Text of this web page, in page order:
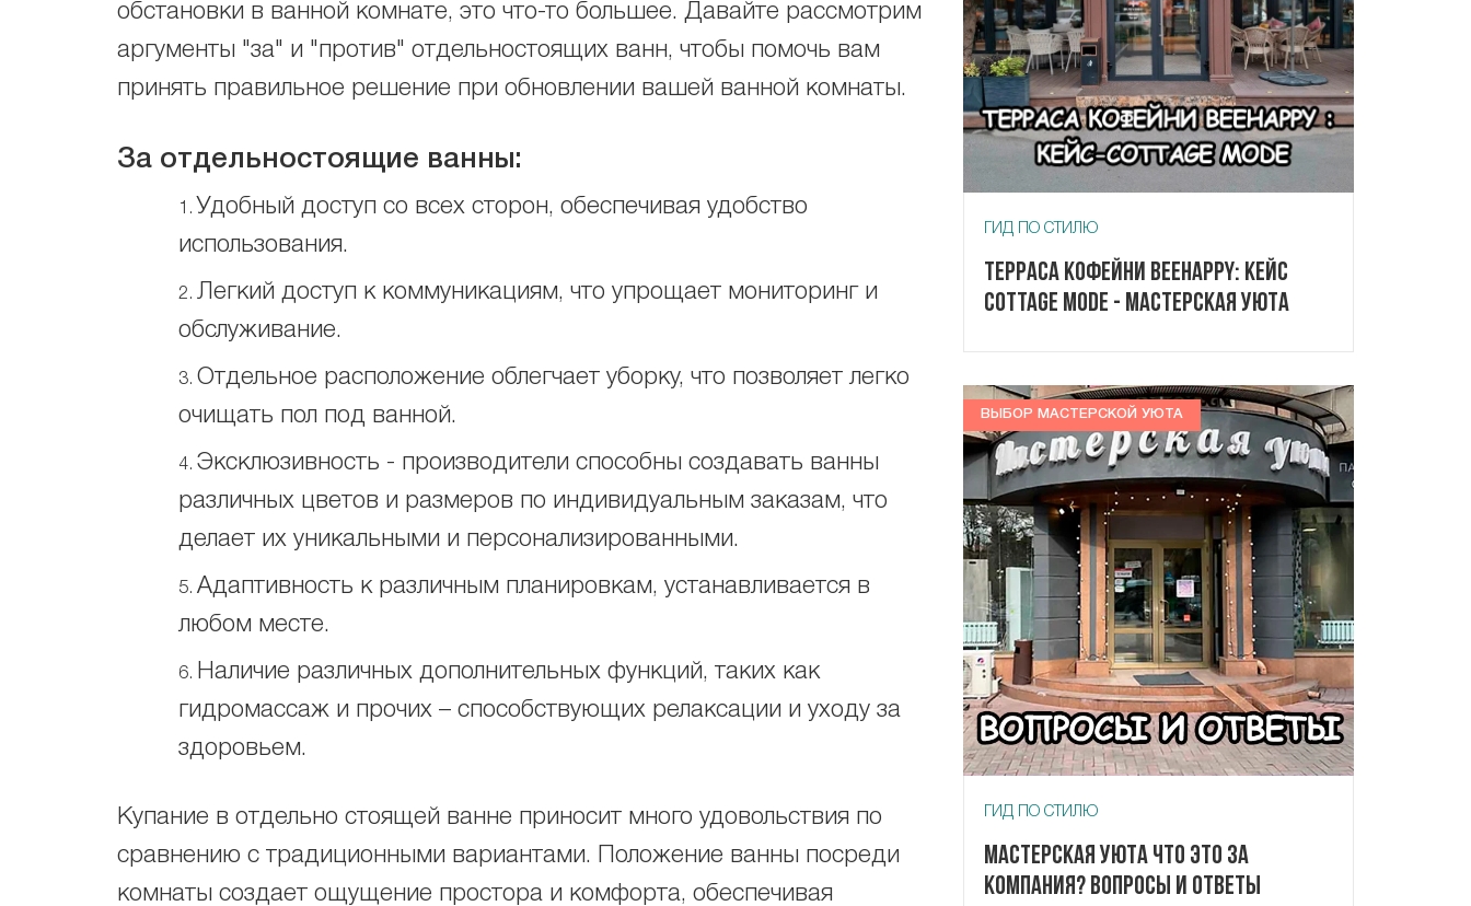
обстановки в ванной комнате, это что-то большее. Давайте рассмотрим
аргументы "за" и "против" отдельностоящих ванн, чтобы помочь вам
принять правильное решение при обновлении вашей ванной комнаты.
За отдельностоящие ванны:
Удобный доступ со всех сторон, обеспечивая удобство
использования.
Легкий доступ к коммуникациям, что упрощает мониторинг и
обслуживание.
Отдельное расположение облегчает уборку, что позволяет легко
очищать пол под ванной.
Эксклюзивность - производители способны создавать ванны
различных цветов и размеров по индивидуальным заказам, что
делает их уникальными и персонализированными.
Адаптивность к различным планировкам, устанавливается в
любом месте.
Наличие различных дополнительных функций, таких как
гидромассаж и прочих – способствующих релаксации и уходу за
здоровьем.
Купание в отдельно стоящей ванне приносит много удовольствия по
сравнению с традиционными вариантами. Положение ванны посреди
комнаты создает ощущение простора и комфорта, обеспечивая
ГИД ПО СТИЛЮ
Терраса кофейни Beehappy: кейс
Cottage Mode - Мастерская Уюта
ВЫБОР МАСТЕРСКОЙ УЮТА
ГИД ПО СТИЛЮ
Мастерская Уюта что это за
компания? Вопросы и ответы